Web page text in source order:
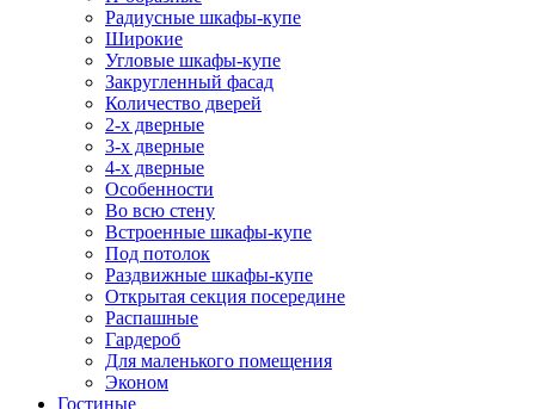
Радиусные шкафы-купе
Широкие
Угловые шкафы-купе
Закругленный фасад
Количество дверей
2-х дверные
3-х дверные
4-х дверные
Особенности
Во всю стену
Встроенные шкафы-купе
Под потолок
Раздвижные шкафы-купе
Открытая секция посередине
Распашные
Гардероб
Для маленького помещения
Эконом
Гостиные